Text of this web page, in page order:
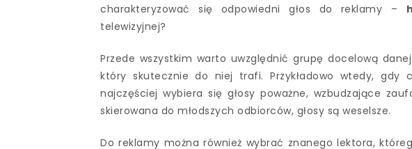
charakteryzować się odpowiedni głos do reklamy –
telewizyjnej?
Przede wszystkim warto uwzględnić grupę docelową
który skutecznie do niej trafi. Przykładowo wtedy, gdy
najczęściej wybiera się głosy poważne, wzbudzające
skierowana do młodszych odbiorców, głosy są weselsze.
Do reklamy można również wybrać znanego lektora,